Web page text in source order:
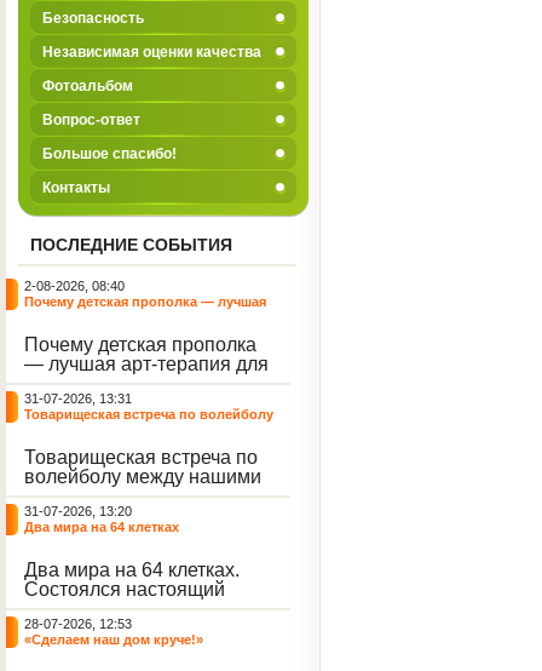
Безопасность
Независимая оценки качества
Фотоальбом
Вопрос-ответ
Большое спасибо!
Контакты
ПОСЛЕДНИЕ СОБЫТИЯ
2-08-2026, 08:40
Почему детская прополка — лучшая
Почему детская прополка
— лучшая арт-терапия для
воспитателя?
31-07-2026, 13:31
Товарищеская встреча по волейболу
Товарищеская встреча по
волейболу между нашими
воспитанниками и
сельскими ребятами.
31-07-2026, 13:20
Два мира на 64 клетках
Два мира на 64 клетках.
Состоялся настоящий
интеллектуальный
праздник — турнир по
шахматам и шашкам.
28-07-2026, 12:53
«Сделаем наш дом круче!»